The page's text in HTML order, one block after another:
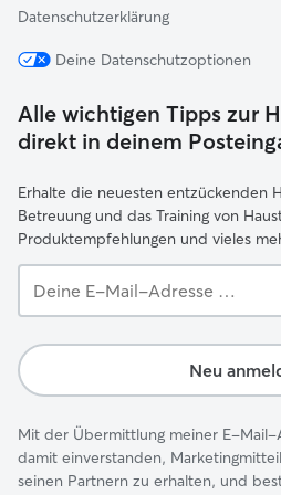
Datenschutzerklärung
Deine Datenschutzoptionen
Alle wichtigen Tipps zur
direkt in deinem
Erhalte die neuesten entzückenden
Betreuung und das Training von
Produktempfehlungen und vieles
E-
Adresse …
Neu
Mit der Übermittlung meiner E-Mail-
damit einverstanden,
seinen Partnern zu erhalten, und